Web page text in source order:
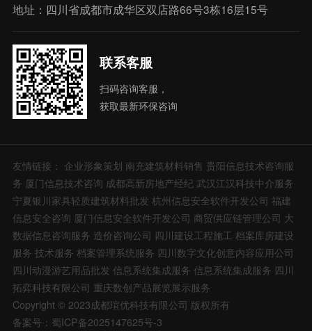
地址：四川省成都市成华区双店路66号3栋16层15号
联系客服
扫码咨询客服，
获取最新环保咨询
友情链接： 企业形象策划 南充建筑材料销售 贵阳信息技术咨询服
务 厦门信息技术咨询 成都高新房地产经纪 武汉江汉科技中介服务
宁夏银川家具轻质建筑材料批发 杭州信息安全软件开发公司 福建
信息安全咨询 厦门信息安全软件开发公司 商贸供应链管理公司 大
数据信息咨询服务 造价咨询公司 四川建设工程施工 档案库房建设
服务 技术服务 档案管理系统服务 四川数字文化创意内容应用公司
四川动漫游艺用品批发 信息系统集成服务 信息系统集成服务 四川
拓弈科技有限公司 重庆数创产品展览展示服务
Copyright © 2023成都瑄优科技有限公司 版权所有
备案号：蜀ICP备2025147625号-3